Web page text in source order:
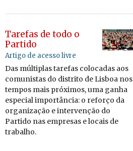
Tarefas de todo o
Partido
Artigo de acesso livre
Das múl­ti­plas ta­refas co­lo­cadas aos
co­mu­nistas do dis­trito de Lisboa nos
tempos mais pró­ximos, uma ganha
es­pe­cial im­por­tância: o re­forço da
or­ga­ni­zação e in­ter­venção do
Par­tido nas em­presas e lo­cais de
tra­balho.